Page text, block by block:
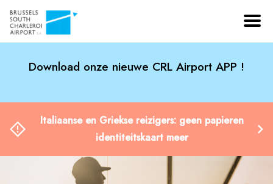
Download onze nieuwe CRL Airport APP !
Italiaanse en Griekse reizigers: geen papieren
identiteitskaart meer